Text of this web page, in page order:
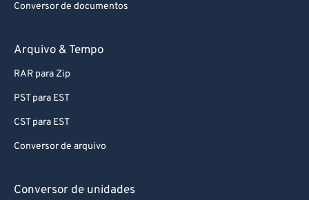
Conversor de documentos
Arquivo & Tempo
RAR para Zip
PST para EST
CST para EST
Conversor de arquivo
Conversor de unidades